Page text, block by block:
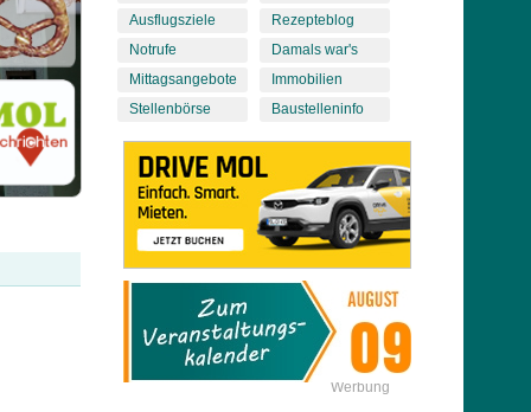
Ausflugsziele
Notrufe
Mittagsangebote
Stellenbörse
Rezepteblog
Damals war's
Immobilien
Baustelleninfo
Werbung